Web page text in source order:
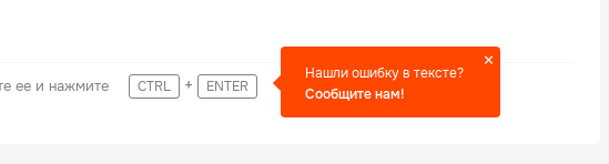
ее и нажмите CTRL + ENTER
Нашли ошибку в тексте?
Сообщите нам!